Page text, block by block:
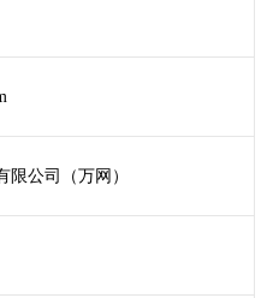
限公司（万网）